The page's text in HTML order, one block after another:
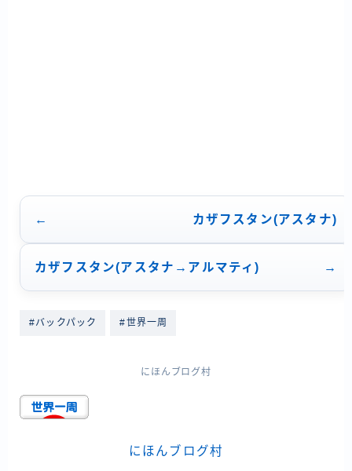
カザフスタン(アスタナ)
カザフスタン(アスタナ→アルマティ)
#バックパック #世界一周
にほんブログ村
にほんブログ村